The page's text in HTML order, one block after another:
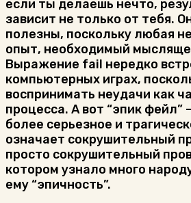
если ты делаешь нечто,
зависит не только от тебя.
полезны, поскольку любая
опыт, необходимый
Выражение fail нередко
компьютерных играх,
воспринимать неудачи как
процесса. А вот “эпик фейл”
более серьезное и
означает сокрушительный
просто сокрушительный
котором узнало много
ему “эпичность”.